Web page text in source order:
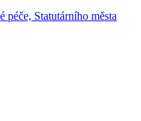
Statutárního města